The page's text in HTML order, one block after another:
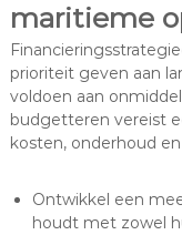
maritieme
prioriteit geven aan
voldoen aan
budgetteren vereist
kosten, onderhoud
Ontwikkel een
houdt met zowel